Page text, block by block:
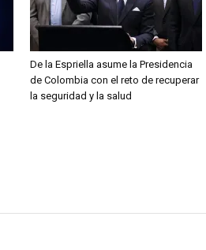
De la Espriella asume la Presidencia
de Colombia con el reto de recuperar
la seguridad y la salud